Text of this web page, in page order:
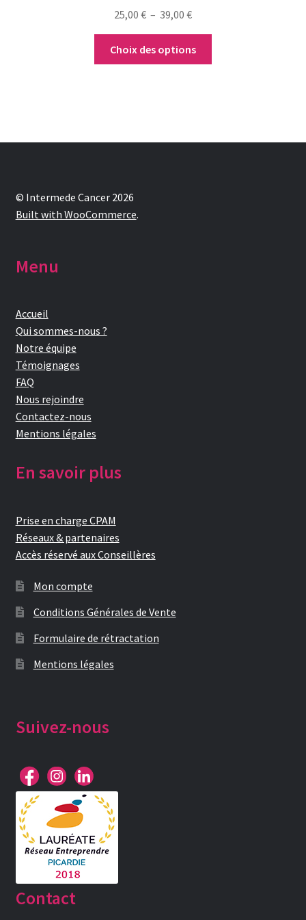
25,00 € – 39,00 €Plage
prix :
25,00 €
Choix des options
Menu
Accueil
Qui sommes-nous ?
Notre équipe
Témoignages
FAQ
Nous rejoindre
Contactez-nous
Mentions légales
En savoir plus
Prise en charge CPAM
Réseaux & partenaires
Accès réservé aux Conseillères
Mon compte
Conditions Générales de Vente
Formulaire de rétractation
Mentions légales
Suivez-nous
Contact
© Intermede Cancer 2026
Built with WooCommerce.